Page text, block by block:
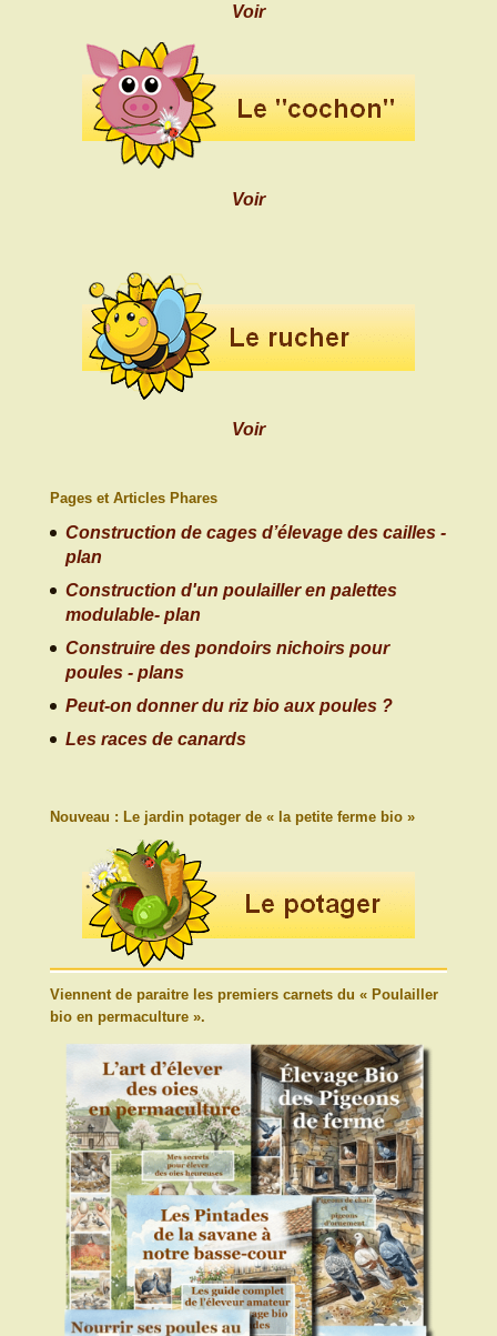
Voir
Voir
Voir
Pages et Articles Phares
Construction de cages d’élevage des cailles -
plan
Construction d'un poulailler en palettes
modulable- plan
Construire des pondoirs nichoirs pour
poules - plans
Peut-on donner du riz bio aux poules ?
Les races de canards
Nouveau : Le jardin potager de « la petite ferme bio »
Viennent de paraitre les premiers carnets du « Poulailler
bio en permaculture ».